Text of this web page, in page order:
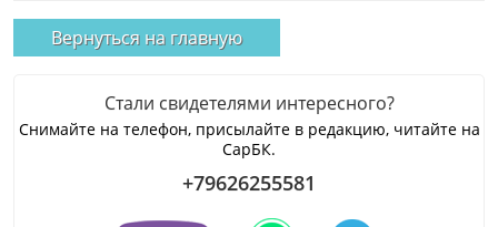
Вернуться на главную
Стали свидетелями интересного?
Снимайте на телефон, присылайте в редакцию, читайте на
СарБК.
+79626255581